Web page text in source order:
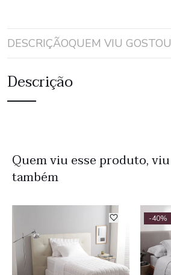
DESCRIÇÃOQUEM VIU GOSTOU
Descrição
Quem viu esse produto, viu
também
-40%